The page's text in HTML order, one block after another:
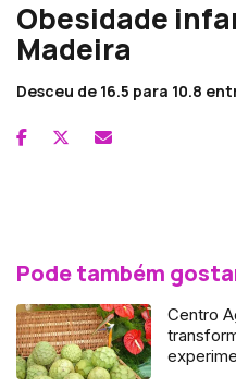
Obesidade
Madeira
Desceu de 16.5 para 10.8
Pode também
Centro